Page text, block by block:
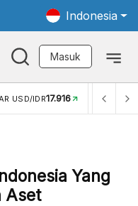
Indonesia
Masuk
INFLASI YOY (JUL)
Yang
Aset